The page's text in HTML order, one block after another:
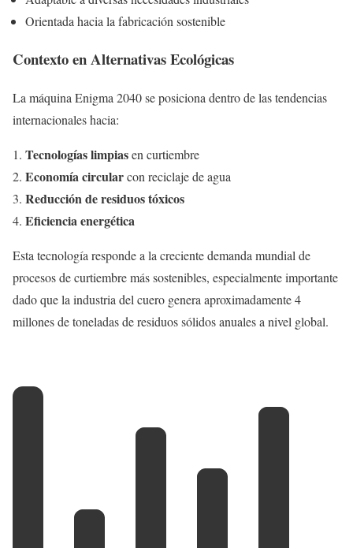
Orientada hacia la fabricación sostenible
Contexto en Alternativas Ecológicas
La máquina Enigma 2040 se posiciona dentro de las tendencias
internacionales hacia:
Tecnologías limpiasen curtiembre
Economía circularcon reciclaje de agua
Reducción de residuos tóxicos
Eficiencia energética
Esta tecnología responde a la creciente demanda mundial de
procesos de curtiembre más sostenibles, especialmente importante
dado que la industria del cuero genera aproximadamente 4
millones de toneladas de residuos sólidos anuales a nivel global.